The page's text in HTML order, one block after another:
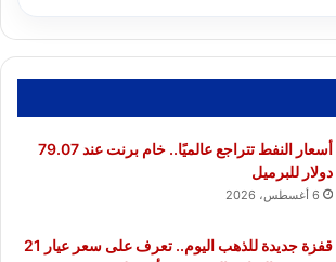
أسعار النفط تتراجع عالميًا.. خام برنت عند 79.07
دولار للبرميل
6 أغسطس، 2026
قفزة جديدة للذهب اليوم.. تعرف على سعر عيار 21